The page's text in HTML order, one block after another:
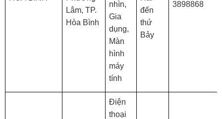
Lâm, TP.
Hòa Bình
nhìn,
Gia
dụng,
Màn
hình
máy
tính
đến
thứ
Bảy
3898868
Điện
thoại